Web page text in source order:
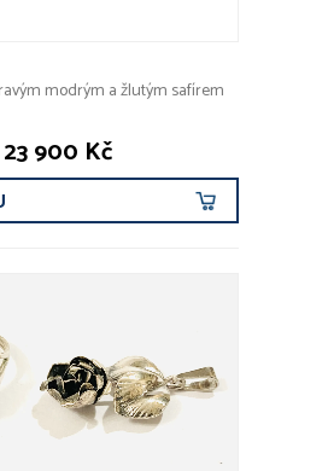
modrým a žlutým safírem
23 900 Kč